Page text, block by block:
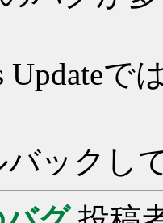
Update
バックし